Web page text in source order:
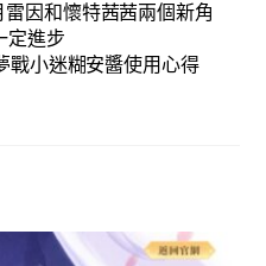
因和懷特茜茜兩個新角
定進步
戰小迷糊安醬使用心得